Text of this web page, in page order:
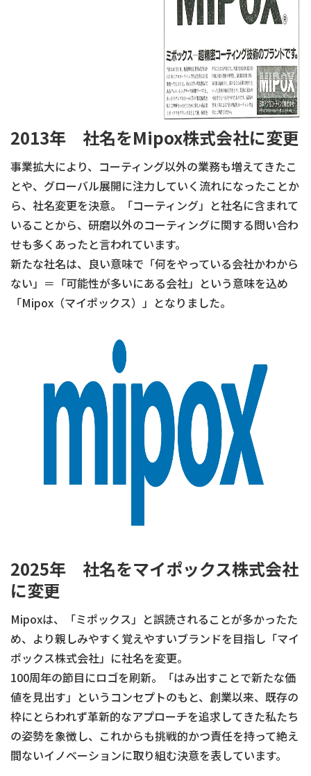
2013年 社名をMipox株式会社に変更
事業拡大により、コーティング以外の業務も増えてきたこ
とや、グローバル展開に注力していく流れになったことか
ら、社名変更を決意。「コーティング」と社名に含まれて
いることから、研磨以外のコーティングに関する問い合わ
せも多くあったと言われています。
新たな社名は、良い意味で「何をやっている会社かわから
ない」＝「可能性が多いにある会社」という意味を込め
「Mipox（マイポックス）」となりました。
2025年 社名をマイポックス株式会社
に変更
Mipoxは、「ミポックス」と誤読されることが多かったた
め、 より親しみやすく覚えやすいブランドを目指し「マイ
ポックス株式会社」に社名を変更。
100周年の節目にロゴを刷新。「はみ出すことで新たな価
値を見出す」というコンセプトのもと、創業以来、既存の
枠にとらわれず革新的なアプローチを追求してきた私たち
の姿勢を象徴し、これからも挑戦的かつ責任を持って絶え
間ないイノベーションに取り組む決意を表しています。